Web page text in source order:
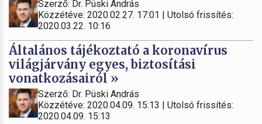
Szerző: Dr. Püski András
Közzétéve: 2020.02.27. 17:01 | Utolsó frissítés:
2020.03.22. 10:16
Általános tájékoztató a koronavírus
világjárvány egyes, biztosítási
vonatkozásairól »
Szerző: Dr. Püski András
Közzétéve: 2020.04.09. 15:13 | Utolsó frissítés:
2020.04.09. 15:13